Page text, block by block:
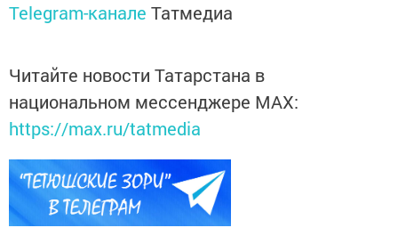
Telegram-канале Татмедиа
Читайте новости Татарстана в
национальном мессенджере MАХ:
https://max.ru/tatmedia